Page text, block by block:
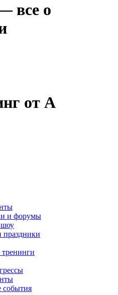
все о
от А
и форумы
праздники